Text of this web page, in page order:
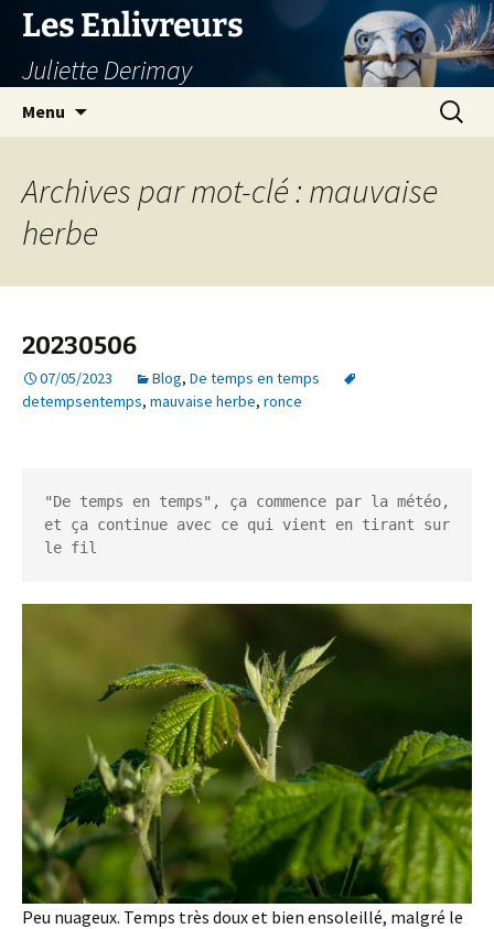
Aller
contenu
Les Enlivreurs
Juliette Derimay
Menu
Archives par mot-clé : mauvaise
herbe
20230506
07/05/2023 Blog, De temps en temps
detempsentemps, mauvaise herbe, ronce
"De temps en temps", ça commence par la météo,
et ça continue avec ce qui vient en tirant sur
le fil
Peu nuageux. Temps très doux et bien ensoleillé, malgré le